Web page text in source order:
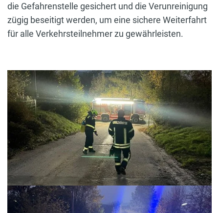
die Gefahrenstelle gesichert und die Verunreinigung
zügig beseitigt werden, um eine sichere Weiterfahrt
für alle Verkehrsteilnehmer zu gewährleisten.